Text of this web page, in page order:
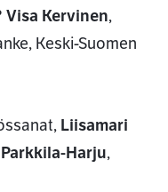
Visa Kervinen,
Keski-Suomen
Liisamari
Harju,